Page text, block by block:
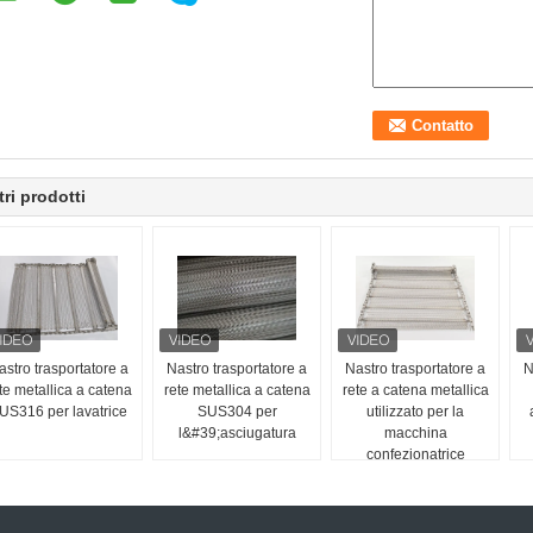
prodotti
trasportatore a
metallica a catena
per lavatrice
Nastro trasportatore a
rete metallica a catena
SUS304 per
l&#39;asciugatura
Nastro trasportatore a
rete a catena metallica
utilizzato per la
macchina
confezionatrice